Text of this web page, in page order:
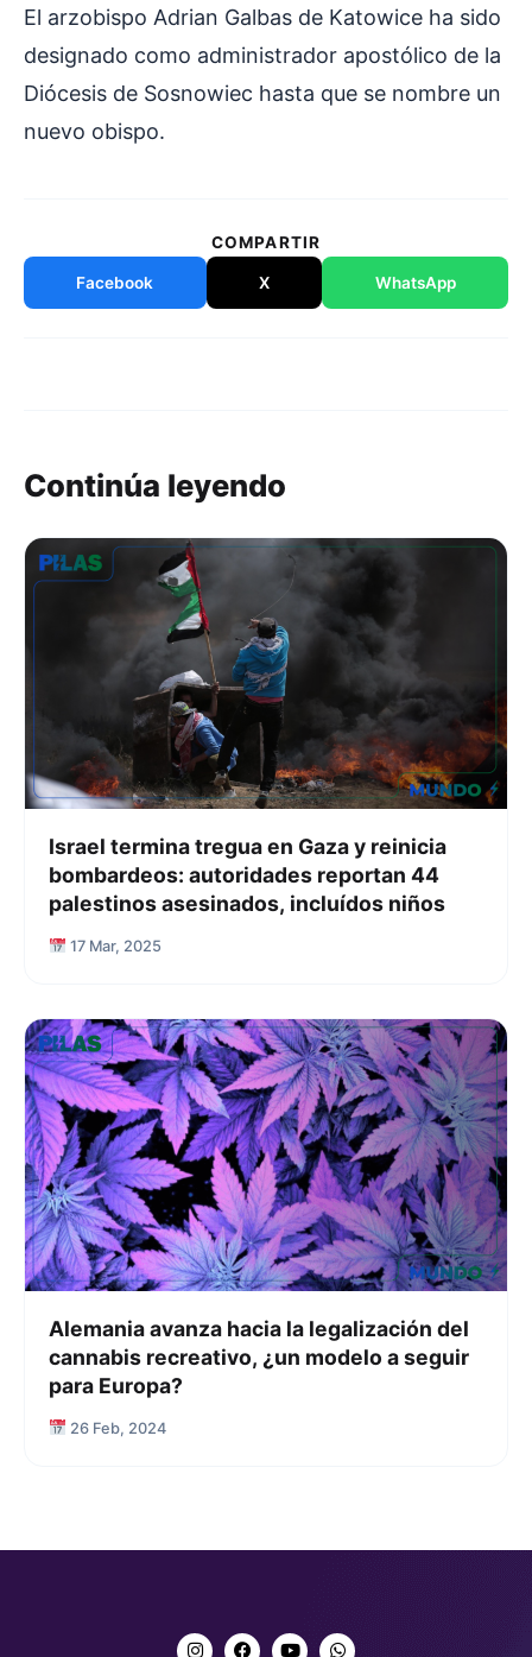
El arzobispo Adrian Galbas de Katowice ha sido
designado como administrador apostólico de la
Diócesis de Sosnowiec hasta que se nombre un
nuevo obispo.
COMPARTIR
Facebook X WhatsApp
Continúa leyendo
Israel termina tregua en Gaza y reinicia
bombardeos: autoridades reportan 44
palestinos asesinados, incluídos niños
17 Mar, 2025
Alemania avanza hacia la legalización del
cannabis recreativo, ¿un modelo a seguir
para Europa?
26 Feb, 2024